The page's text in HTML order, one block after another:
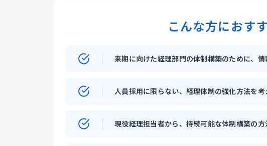
こんな方におす
来期に向けた経理部門の体制構築のために、
人員採用に限らない、経理体制の強化方法を
現役経理担当者から、持続可能な体制構築の